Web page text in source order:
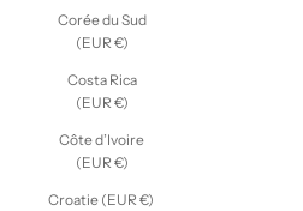
Corée du Sud
(EUR €)
Costa Rica
(EUR €)
Côte d’Ivoire
(EUR €)
Croatie (EUR €)